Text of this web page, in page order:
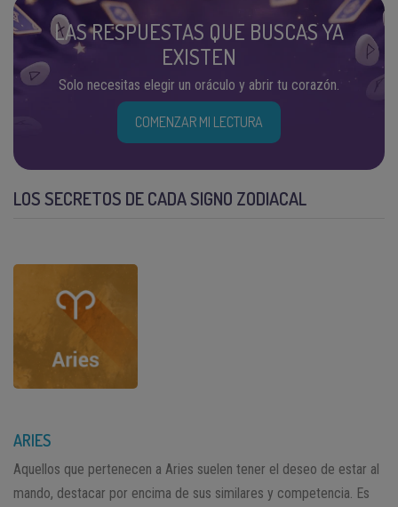
LAS RESPUESTAS QUE BUSCAS YA
EXISTEN
Solo necesitas elegir un oráculo y abrir tu corazón.
COMENZAR MI LECTURA
LOS SECRETOS DE CADA SIGNO ZODIACAL
ARIES
Aquellos que pertenecen a Aries suelen tener el deseo de estar al
mando, destacar por encima de sus similares y competencia. Es